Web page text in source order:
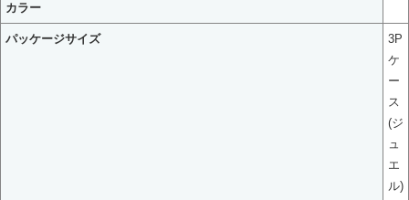
カラー
パッケージサイズ
3P
ケ
ー
ス
(ジ
ュ
エ
ル)